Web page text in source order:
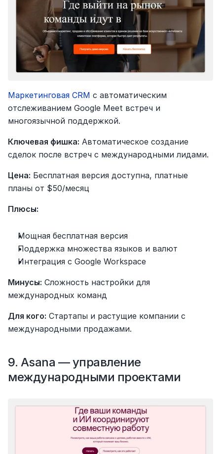
Маркетинговая CRM с автоматическим
отслеживанием Google Meet встреч и
многоязычной поддержкой.
Ключевая фишка: Автоматическое создание
сделок после встреч с международными лидами.
Цена: Бесплатная версия доступна, платные
планы от $50/месяц
Плюсы:
Мощная бесплатная версия
Поддержка множества языков и валют
Интеграция с Google Workspace
Минусы: Сложность настройки для
международных команд
Для кого: Стартапы и растущие компании с
международными продажами.
9. Asana — управление
международными проектами